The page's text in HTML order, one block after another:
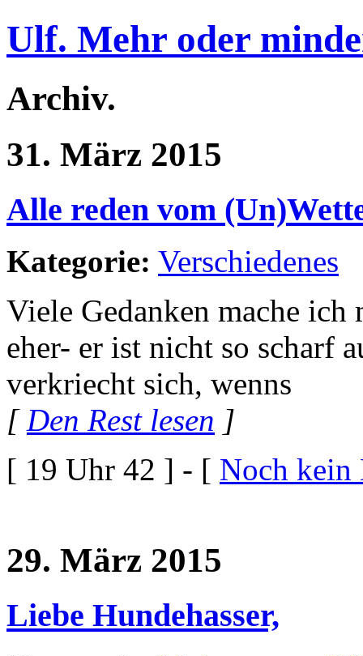
Ulf. Mehr oder
Archiv.
31. März 2015
Alle reden vom
Kategorie: Verschiedenes
Viele Gedanken mache
eher- er ist nicht so scharf
verkriecht sich, wenns
[Den Rest lesen ]
[ 19 Uhr 42 ] - [ Noch kein
29. März 2015
Liebe Hundehasser,